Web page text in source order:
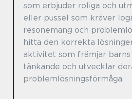
som erbjuder roliga och
eller pussel som kräver
resonemang och
hitta den korrekta
aktivitet som främjar
tänkande och utvecklar
problemlösningsförmåga.